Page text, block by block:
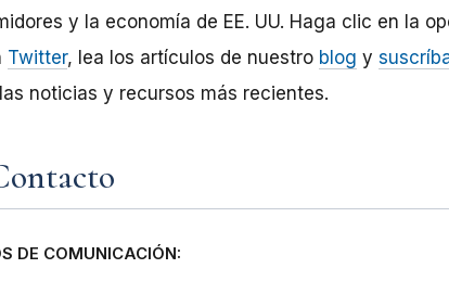
y la economía de EE. UU. Haga clic en la
Twitter, lea los artículos de nuestro blog y
noticias y recursos más recientes.
DE COMUNICACIÓN: